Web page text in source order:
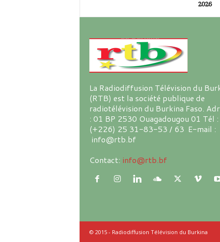
2026
La Radiodiffusion Télévision du
(RTB) est la société publique de
radiotélévision du Burkina Faso.
: 01 BP 2530 Ouagadougou 01 Tél :
(+226) 25 31-83-53 / 63 E-mail :
info@rtb.bf
Contact: info@rtb.bf
© 2015 - Radiodiffusion Télévision du Burkina